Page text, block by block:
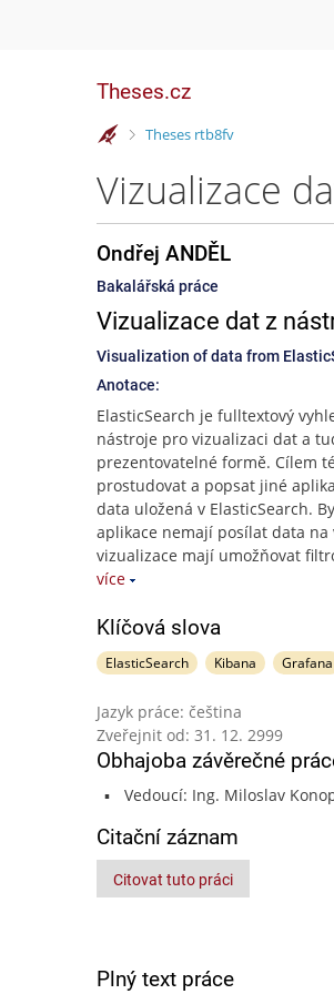
Theses.cz
>
Theses rtb8fv
Vizualizace
Ondřej ANDĚL
Bakalářská práce
Vizualizace dat z
Visualization of data from
Anotace:
ElasticSearch je fulltextový
nástroje pro vizualizaci dat a
prezentovatelné formě. Cílem
prostudovat a popsat jiné
data uložená v ElasticSearch.
aplikace nemají posílat data na
vizualizace mají umožňovat
více
Klíčová slova
ElasticSearch Kibana Grafana
Jazyk práce: čeština
Zveřejnit od: 31. 12. 2999
Obhajoba závěrečné
Vedoucí: Ing. Miloslav
Citační záznam
Citovat tuto práci
Plný text práce